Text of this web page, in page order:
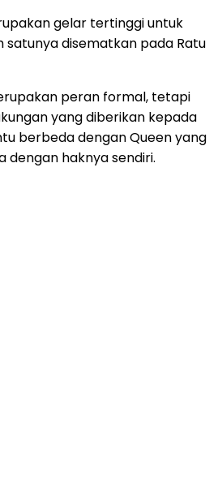
gelar tertinggi untuk
satunya disematkan pada Ratu
peran formal, tetapi
yang diberikan kepada
berbeda dengan Queen yang
dengan haknya sendiri.